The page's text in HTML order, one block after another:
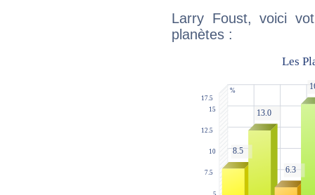
Larry Foust, voici
planètes :